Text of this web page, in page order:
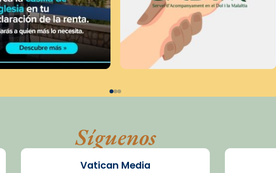
Síguenos
Vatican Media